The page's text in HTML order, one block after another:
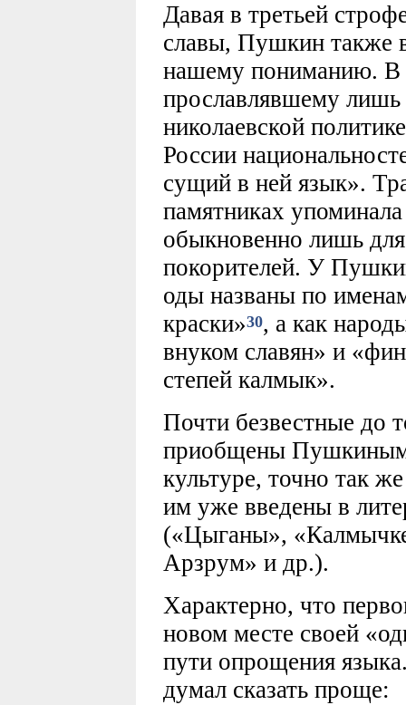
Давая в третьей
славы, Пушкин также
нашему пониманию. В
прославлявшему
николаевской
России
сущий в ней язык».
памятниках
обыкновенно лишь
покорителей. У
оды названы по
краски»30, а как
внуком славян» и
степей калмык».
Почти безвестные до
приобщены Пушкиным
культуре, точно так
им уже введены в
(«Цыганы»,
Арзрум» и др.).
Характерно, что
новом месте своей
пути опрощения
думал сказать проще: